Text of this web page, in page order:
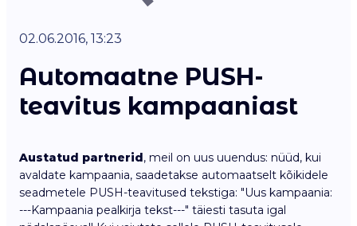
02.06.2016, 13:23
Automaatne PUSH-
teavitus kampaaniast
Austatud partnerid, meil on uus uuendus: nüüd, kui
avaldate kampaania, saadetakse automaatselt kõikidele
seadmetele PUSH-teavitused tekstiga: "Uus kampaania:
---Kampaania pealkirja tekst---" täiesti tasuta igal